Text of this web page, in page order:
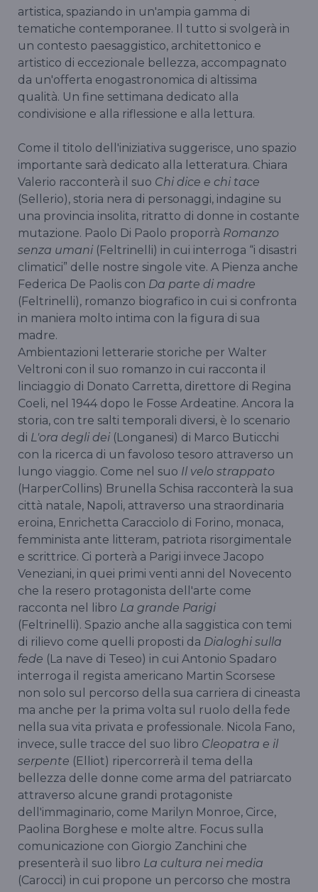
artistica, spaziando in un'ampia gamma di
tematiche contemporanee. Il tutto si svolgerà in
un contesto paesaggistico, architettonico e
artistico di eccezionale bellezza, accompagnato
da un'offerta enogastronomica di altissima
qualità. Un fine settimana dedicato alla
condivisione e alla riflessione e alla lettura.
Come il titolo dell'iniziativa suggerisce, uno spazio
importante sarà dedicato alla letteratura. Chiara
Valerio racconterà il suo Chi dice e chi tace
(Sellerio), storia nera di personaggi, indagine su
una provincia insolita, ritratto di donne in costante
mutazione. Paolo Di Paolo proporrà Romanzo
senza umani (Feltrinelli) in cui interroga “i disastri
climatici” delle nostre singole vite. A Pienza anche
Federica De Paolis con Da parte di madre
(Feltrinelli), romanzo biografico in cui si confronta
in maniera molto intima con la figura di sua
madre.
Ambientazioni letterarie storiche per Walter
Veltroni con il suo romanzo in cui racconta il
linciaggio di Donato Carretta, direttore di Regina
Coeli, nel 1944 dopo le Fosse Ardeatine. Ancora la
storia, con tre salti temporali diversi, è lo scenario
di L'ora degli dei (Longanesi) di Marco Buticchi
con la ricerca di un favoloso tesoro attraverso un
lungo viaggio. Come nel suo Il velo strappato
(HarperCollins) Brunella Schisa racconterà la sua
città natale, Napoli, attraverso una straordinaria
eroina, Enrichetta Caracciolo di Forino, monaca,
femminista ante litteram, patriota risorgimentale
e scrittrice. Ci porterà a Parigi invece Jacopo
Veneziani, in quei primi venti anni del Novecento
che la resero protagonista dell'arte come
racconta nel libro La grande Parigi
(Feltrinelli). Spazio anche alla saggistica con temi
di rilievo come quelli proposti da Dialoghi sulla
fede (La nave di Teseo) in cui Antonio Spadaro
interroga il regista americano Martin Scorsese
non solo sul percorso della sua carriera di cineasta
ma anche per la prima volta sul ruolo della fede
nella sua vita privata e professionale. Nicola Fano,
invece, sulle tracce del suo libro Cleopatra e il
serpente (Elliot) ripercorrerà il tema della
bellezza delle donne come arma del patriarcato
attraverso alcune grandi protagoniste
dell'immaginario, come Marilyn Monroe, Circe,
Paolina Borghese e molte altre. Focus sulla
comunicazione con Giorgio Zanchini che
presenterà il suo libro La cultura nei media
(Carocci) in cui propone un percorso che mostra